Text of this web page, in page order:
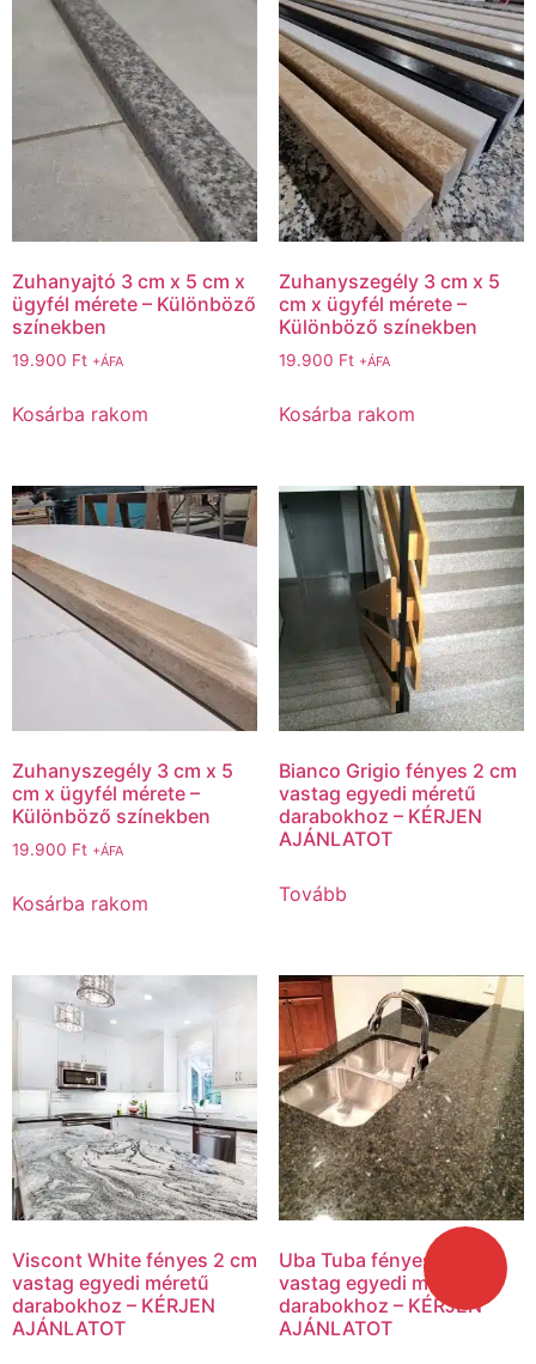
Zuhanyajtó 3 cm x 5 cm x
ügyfél mérete – Különböző
színekben
19.900 Ft +ÁFA
Kosárba rakom
Zuhanyszegély 3 cm x 5
cm x ügyfél mérete –
Különböző színekben
19.900 Ft +ÁFA
Kosárba rakom
Zuhanyszegély 3 cm x 5
cm x ügyfél mérete –
Különböző színekben
19.900 Ft +ÁFA
Kosárba rakom
Bianco Grigio fényes 2 cm
vastag egyedi méretű
darabokhoz – KÉRJEN
AJÁNLATOT
Tovább
Viscont White fényes 2 cm
vastag egyedi méretű
darabokhoz – KÉRJEN
AJÁNLATOT
Uba Tuba fényes 2 cm
vastag egyedi méretű
darabokhoz – KÉRJEN
AJÁNLATOT